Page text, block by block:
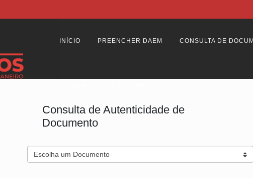
INÍCIO PREENCHER DAEM CONSULTA DE
Consulta de Autenticidade de
Documento